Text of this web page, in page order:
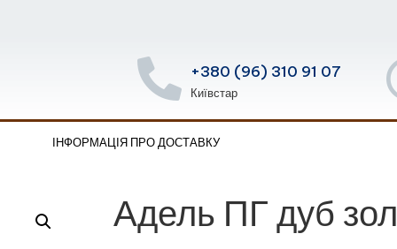
+380 (96) 310 91 07
Київстар
ІНФОРМАЦІЯ ПРО ДОСТАВКУ
Адель ПГ дуб